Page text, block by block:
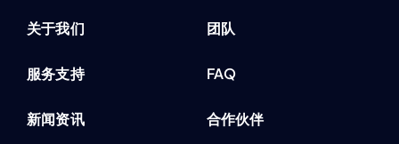
关于我们
服务支持
新闻资讯
团队
FAQ
合作伙伴